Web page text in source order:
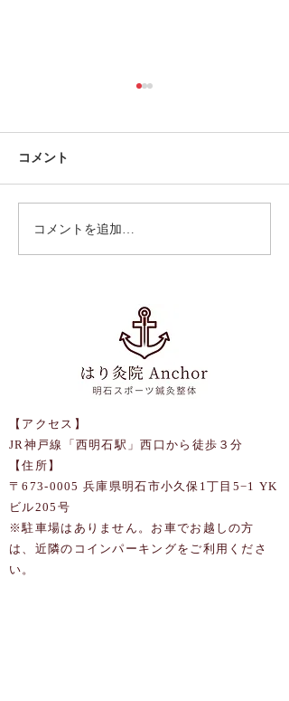
フットオイルマッサージ
５
コメント
コメントを追加…
【アクセス】
JR神戸線「西明石駅」西口から徒歩３分
【住所】
〒673-0005 兵庫県明石市小久保1丁目5−1 YK
ビル205号
​※駐車場はありません。お車でお越しの方
は、近隣のコインパーキングをご利用くださ
い。